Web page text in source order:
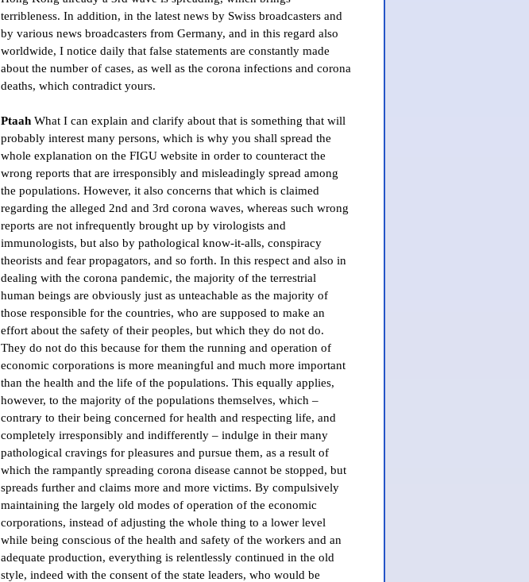
terribleness. In addition, in the latest news by Swiss broadcasters and
by various news broadcasters from Germany, and in this regard also
worldwide, I notice daily that false statements are constantly made
about the number of cases, as well as the corona infections and corona
deaths, which contradict yours.
Ptaah What I can explain and clarify about that is something that will
probably interest many persons, which is why you shall spread the
whole explanation on the FIGU website in order to counteract the
wrong reports that are irresponsibly and misleadingly spread among
the populations. However, it also concerns that which is claimed
regarding the alleged 2nd and 3rd corona waves, whereas such wrong
reports are not infrequently brought up by virologists and
immunologists, but also by pathological know-it-alls, conspiracy
theorists and fear propagators, and so forth. In this respect and also in
dealing with the corona pandemic, the majority of the terrestrial
human beings are obviously just as unteachable as the majority of
those responsible for the countries, who are supposed to make an
effort about the safety of their peoples, but which they do not do.
They do not do this because for them the running and operation of
economic corporations is more meaningful and much more important
than the health and the life of the populations. This equally applies,
however, to the majority of the populations themselves, which –
contrary to their being concerned for health and respecting life, and
completely irresponsibly and indifferently – indulge in their many
pathological cravings for pleasures and pursue them, as a result of
which the rampantly spreading corona disease cannot be stopped, but
spreads further and claims more and more victims. By compulsively
maintaining the largely old modes of operation of the economic
corporations, instead of adjusting the whole thing to a lower level
while being conscious of the health and safety of the workers and an
adequate production, everything is relentlessly continued in the old
style, indeed with the consent of the state leaders, who would be